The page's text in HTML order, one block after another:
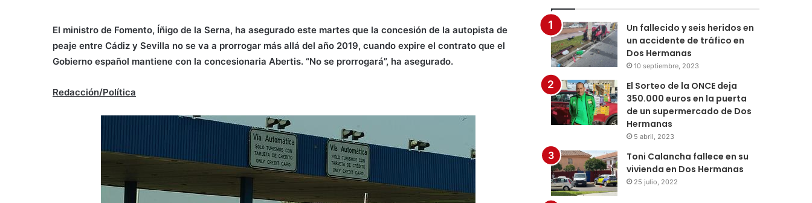
El ministro de Fomento, Íñigo de la Serna, ha asegurado este martes que la concesión de la autopista de
peaje entre Cádiz y Sevilla no se va a prorrogar más allá del año 2019, cuando expire el contrato que el
Gobierno español mantiene con la concesionaria Abertis. “No se prorrogará”, ha asegurado.
Redacción/Política
Un fallecido y seis heridos en
un accidente de tráfico en
Dos Hermanas
10 septiembre, 2023
El Sorteo de la ONCE deja
350.000 euros en la puerta
de un supermercado de Dos
Hermanas
5 abril, 2023
Toni Calancha fallece en su
vivienda en Dos Hermanas
25 julio, 2022